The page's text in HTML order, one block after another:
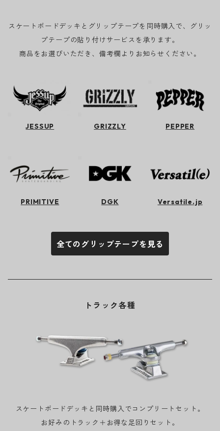
スケートボードデッキとグリップテープを同時購入で、グリッ
プテープの貼り付けサービスを承ります。
商品をお選びいただき、備考欄よりお知らせください。
JESSUP GRIZZLY PEPPER
PRIMITIVE DGK Versatile.jp
全てのグリップテープを見る
トラック各種
スケートボードデッキと同時購入でコンプリートセット。
お好みのトラック＋お得な足回りセット。